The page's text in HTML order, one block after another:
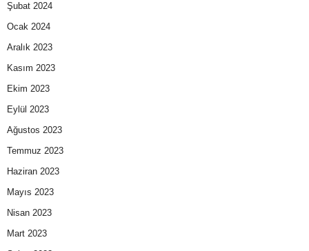
Şubat 2024
Ocak 2024
Aralık 2023
Kasım 2023
Ekim 2023
Eylül 2023
Ağustos 2023
Temmuz 2023
Haziran 2023
Mayıs 2023
Nisan 2023
Mart 2023